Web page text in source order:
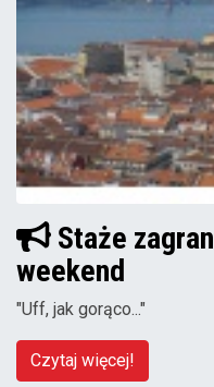
Staże
weekend
"Uff, jak gorąco..."
Czytaj więcej!